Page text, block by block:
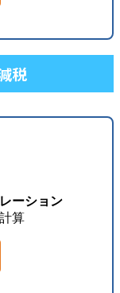
税
ーション
算